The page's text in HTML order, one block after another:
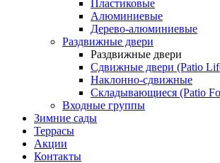
Пластиковые
Алюминиевые
Дерево-алюминиевые
Раздвижные двери
Раздвижные двери
Сдвижные двери (Patio
Наклонно-сдвижные
Складывающиеся (Patio
Входные группы
Зимние сады
Террасы
Акции
Контакты